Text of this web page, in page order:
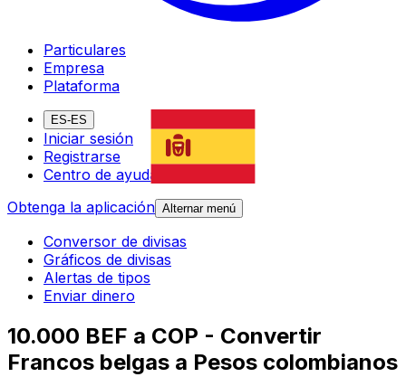
Particulares
Empresa
Plataforma
ES-ES
Iniciar sesión
Registrarse
Centro de ayuda
Obtenga la aplicación Alternar menú
Conversor de divisas
Gráficos de divisas
Alertas de tipos
Enviar dinero
10.000 BEF a COP - Convertir
Francos belgas a Pesos colombianos